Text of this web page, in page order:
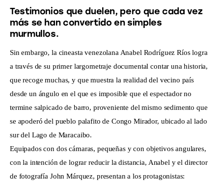
Testimonios que duelen, pero que cada vez
más se han convertido en simples
murmullos.
Sin embargo, la cineasta venezolana Anabel Rodríguez Ríos logra
a través de su primer largometraje documental contar una historia,
que recoge muchas, y que muestra la realidad del vecino país
desde un ángulo en el que es imposible que el espectador no
termine salpicado de barro, proveniente del mismo sedimento que
se apoderó del pueblo palafito de Congo Mirador, ubicado al lado
sur del Lago de Maracaibo.
Equipados con dos cámaras, pequeñas y con objetivos angulares,
con la intención de lograr reducir la distancia, Anabel y el director
de fotografía John Márquez, presentan a los protagonistas: